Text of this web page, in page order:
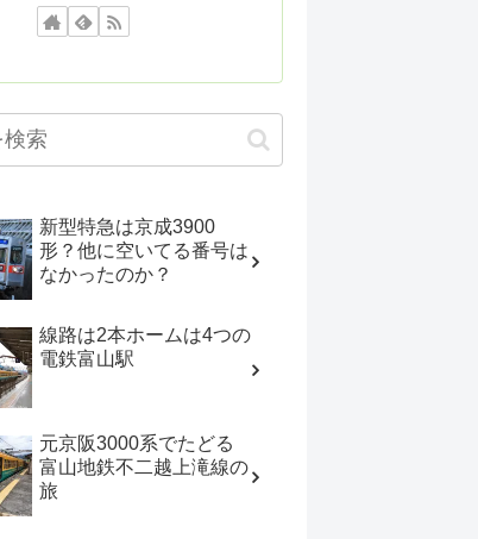
新型特急は京成3900
形？他に空いてる番号は
なかったのか？
線路は2本ホームは4つの
電鉄富山駅
元京阪3000系でたどる
富山地鉄不二越上滝線の
旅